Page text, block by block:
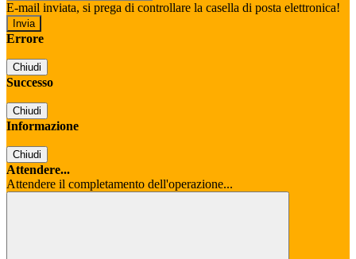
E-mail inviata, si prega di controllare la casella di posta elettronica!
Errore
Chiudi
Successo
Chiudi
Informazione
Chiudi
Attendere...
Attendere il completamento dell'operazione...